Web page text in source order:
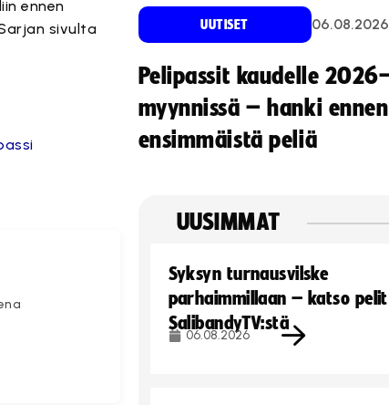
ennen
sivulta
UUTISET 06.08.2026
Pelipassit kaudelle
myynnissä – hanki ennen
ensimmäistä peliä
UUSIMMAT
Syksyn turnausvilske
parhaimmillaan – katso pelit
SalibandyTV:stä
06.08.2026